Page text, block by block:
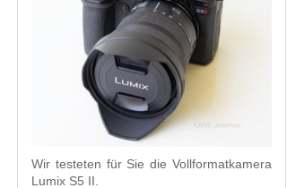
Wir testeten für Sie die Vollformatkamera
Lumix S5 II.